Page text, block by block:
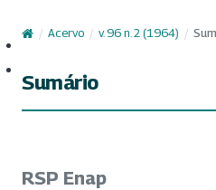
/ Acervo / v. 96 n. 2 (1964) /
Sumário
RSP Enap